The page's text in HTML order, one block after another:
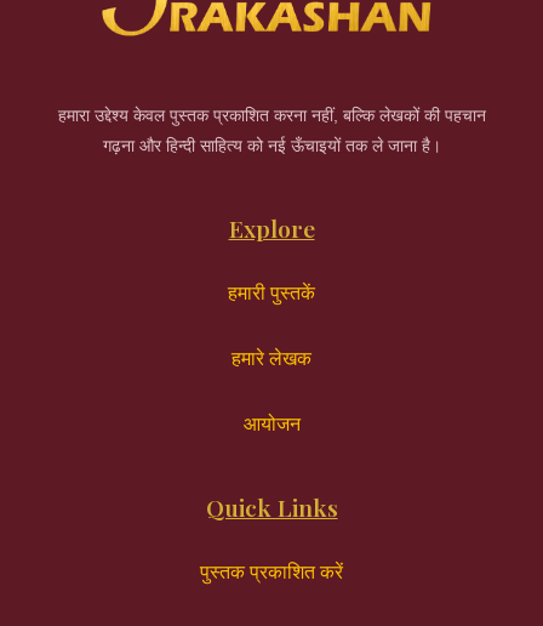
हमारा उद्देश्य केवल पुस्तक प्रकाशित करना नहीं, बल्कि लेखकों की पहचान
गढ़ना और हिन्दी साहित्य को नई ऊँचाइयों तक ले जाना है।
Explore
हमारी पुस्तकें
हमारे लेखक
आयोजन
Quick Links
पुस्तक प्रकाशित करें